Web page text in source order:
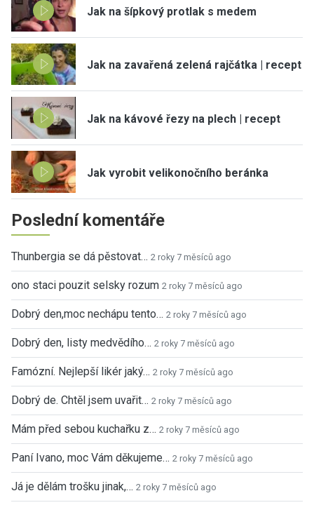
Jak na šípkový protlak s medem
Jak na zavařená zelená rajčátka | recept
Jak na kávové řezy na plech | recept
Jak vyrobit velikonočního beránka
Poslední komentáře
Thunbergia se dá pěstovat… 2 roky 7 měsíců ago
ono staci pouzit selsky rozum 2 roky 7 měsíců ago
Dobrý den,moc nechápu tento… 2 roky 7 měsíců ago
Dobrý den, listy medvědího… 2 roky 7 měsíců ago
Famózní. Nejlepší likér jaký… 2 roky 7 měsíců ago
Dobrý de. Chtěl jsem uvařit… 2 roky 7 měsíců ago
Mám před sebou kuchařku z… 2 roky 7 měsíců ago
Paní Ivano, moc Vám děkujeme… 2 roky 7 měsíců ago
Já je dělám trošku jinak,… 2 roky 7 měsíců ago